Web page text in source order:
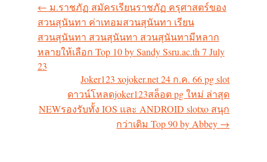
แนะแนว
เรื่อง
← ม.ราชภัฏ สมัครเรียนราชภัฏ ครุศาสตร์ของ
สวนสุนันทา ค่าเทอมสวนสุนันทา เรียน
สวนสุนันทา สวนสุนันทา สวนสุนันทามีหลาก
หลายให้เลือก Top 10 by Sandy Ssru.ac.th 7 July
23
Joker123 xojoker.net 24 ก.ค. 66 pg slot
ดาวน์โหลดjoker123สล็อต pg ใหม่ ล่าสุด
NEWรองรับทั้ง IOS และ ANDROID slotxo สนุก
กว่าเดิม Top 90 by Abbey →